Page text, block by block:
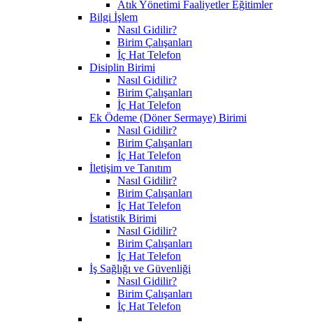
Atık Yönetimi Faaliyetler Eğitimler
Bilgi İşlem
Nasıl Gidilir?
Birim Çalışanları
İç Hat Telefon
Disiplin Birimi
Nasıl Gidilir?
Birim Çalışanları
İç Hat Telefon
Ek Ödeme (Döner Sermaye) Birimi
Nasıl Gidilir?
Birim Çalışanları
İç Hat Telefon
İletişim ve Tanıtım
Nasıl Gidilir?
Birim Çalışanları
İç Hat Telefon
İstatistik Birimi
Nasıl Gidilir?
Birim Çalışanları
İç Hat Telefon
İş Sağlığı ve Güvenliği
Nasıl Gidilir?
Birim Çalışanları
İç Hat Telefon